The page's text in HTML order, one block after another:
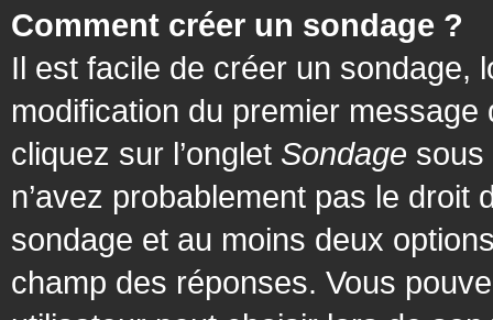
Comment créer un sondage ?
Il est facile de créer un sondage,
modification du premier
cliquez sur l’onglet Sondage sous
n’avez probablement pas le
sondage et au moins deux
champ des réponses. Vous